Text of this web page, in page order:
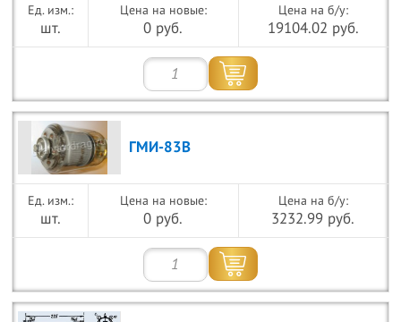
шт.
Цена на новые:
0 руб.
Цена на б/у:
19104.02 руб.
ГМИ-83В
шт.
Цена на новые:
0 руб.
Цена на б/у:
3232.99 руб.